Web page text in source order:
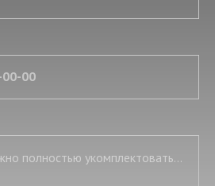
Нужны подушки, нужно полностью укомплектовать постель, нужны скатерть и салфетки